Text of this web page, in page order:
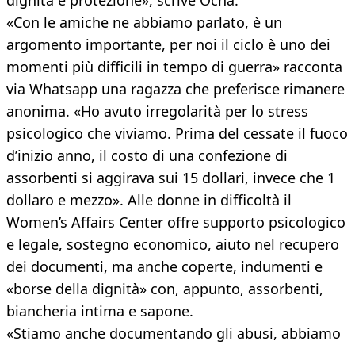
«Con le amiche ne abbiamo parlato, è un
argomento importante, per noi il ciclo è uno dei
momenti più difficili in tempo di guerra» racconta
via Whatsapp una ragazza che preferisce rimanere
anonima. «Ho avuto irregolarità per lo stress
psicologico che viviamo. Prima del cessate il fuoco
d’inizio anno, il costo di una confezione di
assorbenti si aggirava sui 15 dollari, invece che 1
dollaro e mezzo». Alle donne in difficoltà il
Women’s Affairs Center offre supporto psicologico
e legale, sostegno economico, aiuto nel recupero
dei documenti, ma anche coperte, indumenti e
«borse della dignità» con, appunto, assorbenti,
biancheria intima e sapone.
«Stiamo anche documentando gli abusi, abbiamo